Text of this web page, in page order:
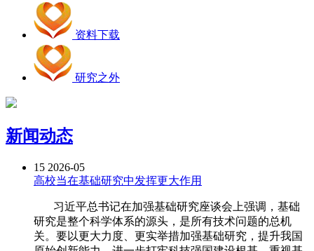
资料下载
研究之外
新闻动态
15 2026-05
高校当在基础研究中发挥更大作用
习近平总书记在加强基础研究座谈会上强调，基础
研究是整个科学体系的源头，是所有技术问题的总机
关。要以更大力度、更实举措加强基础研究，提升我国